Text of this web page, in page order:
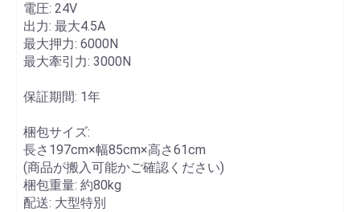
電圧: 24V
出力: 最大4.5A
最大押力: 6000N
最大牽引力: 3000N
保証期間: 1年
梱包サイズ:
長さ 197cm×幅85cm×高さ61cm
(商品が搬入可能かご確認ください)
梱包重量: 約80kg
配送: 大型特別